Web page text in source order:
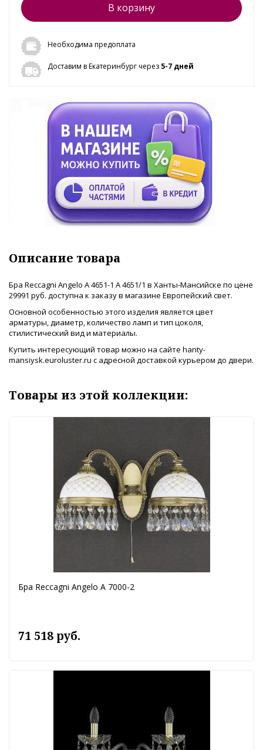
В корзину
Необходима предоплата
Доставим в Екатеринбург через 5-7 дней
Описание товара
Бра Reccagni Angelo A 4651-1 A 4651/1 в Ханты-Мансийске по цене
29991 руб. доступна к заказу в магазине Европейский свет.
Основной особенностью этого изделия является цвет
арматуры, диаметр, количество ламп и тип цоколя,
стилистический вид и материалы.
Купить интересующий товар можно на сайте hanty-
mansiysk.euroluster.ru с адресной доставкой курьером до двери.
Товары из этой коллекции:
Бра Reccagni Angelo A 7000-2
71 518 руб.